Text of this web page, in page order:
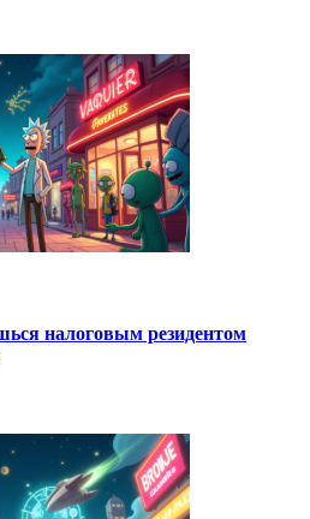
налоговым резидентом